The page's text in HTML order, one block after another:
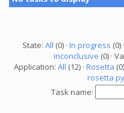
State: All (0) · In progress (0) ·
inconclusive (0) ·
Application: All (12) · Rosetta
rosetta
Task name: